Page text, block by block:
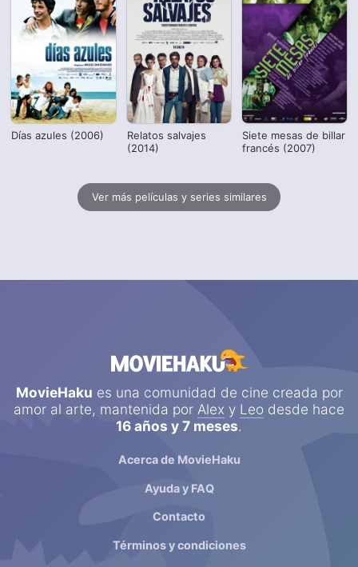
Días azules (2006)
Relatos salvajes
(2014)
Siete mesas de billar
francés (2007)
Ver más películas y series similares
MovieHaku es una comunidad de cine creada por
amor al arte, mantenida por Alex y Leo desde hace
16 años y 7 meses.
Acerca de MovieHaku
Ayuda y FAQ
Contacto
Términos y condiciones